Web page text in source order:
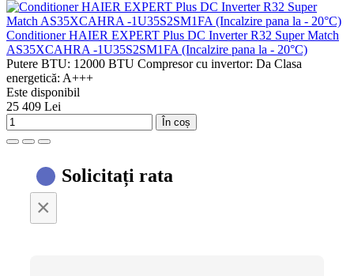
Conditioner HAIER EXPERT Plus DC Inverter R32 Super Match
AS35XCAHRA -1U35S2SM1FA (Incalzire pana la - 20°C)
Putere BTU: 12000 BTU Compresor cu invertor: Da Clasa
energetică: A+++
Este disponibil
25 409 Lei
În coș
Solicitați rata
×